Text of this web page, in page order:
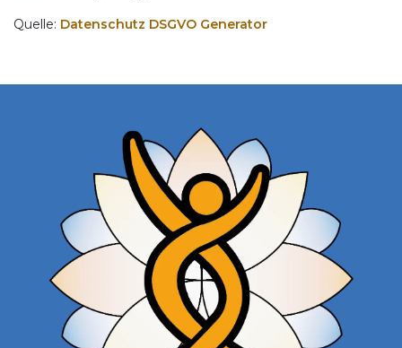
Quelle: Datenschutz DSGVO Generator